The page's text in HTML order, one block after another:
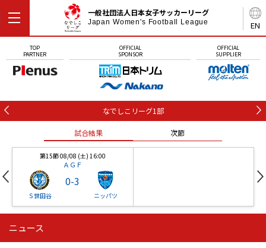
EN
一般社団法人日本女子サッカーリーグ
Japan Women's Football League
TOP
PARTNER
OFFICIAL
SPONSOR
OFFICIAL
SUPPLIER
なでしこリーグ1部
試合結果 次節
第15節 08/08 (土) 16:00
ＡＧＦ
Ｓ世田谷
0-3
ニッパツ
第16節 09/05 (土) 15:00
ニッパツ 石人の星
ニュース